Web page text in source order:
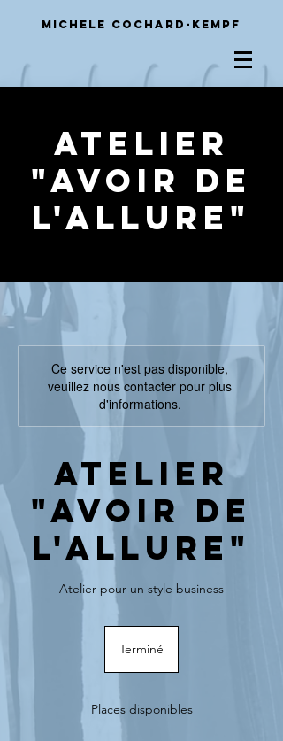
Michele Cochard-Kempf
Atelier
"Avoir de
l'Allure"
Ce service n'est pas disponible,
veuillez nous contacter pour plus
d'informations.
Atelier
"Avoir de
l'Allure"
Atelier pour un style business
Terminé
i
Places disponibles